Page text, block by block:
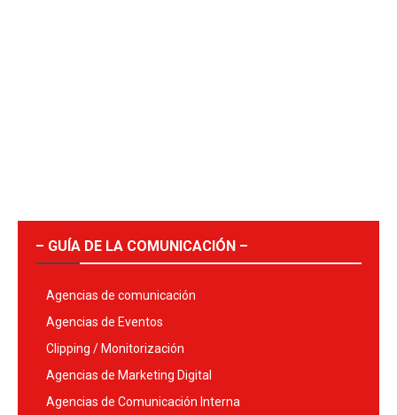
– GUÍA DE LA COMUNICACIÓN –
Agencias de comunicación
Agencias de Eventos
Clipping / Monitorización
Agencias de Marketing Digital
Agencias de Comunicación Interna